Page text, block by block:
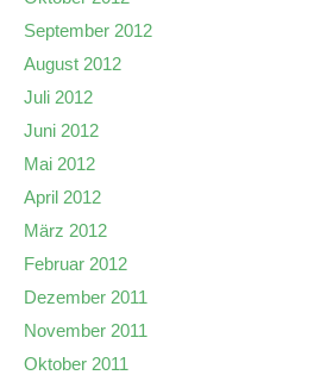
September 2012
August 2012
Juli 2012
Juni 2012
Mai 2012
April 2012
März 2012
Februar 2012
Dezember 2011
November 2011
Oktober 2011